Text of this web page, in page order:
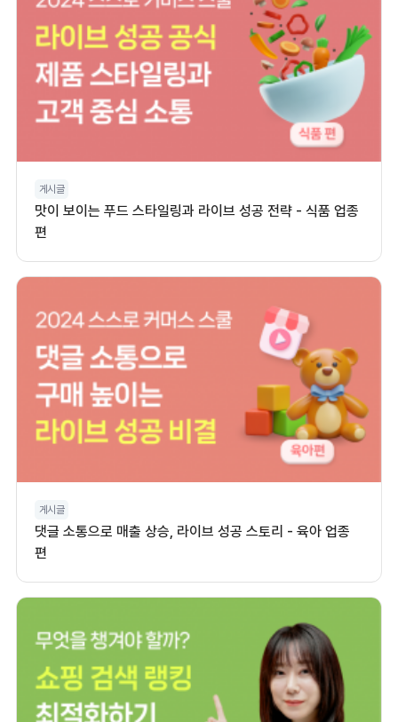
게시글
맛이 보이는 푸드 스타일링과 라이브 성공 전략 - 식품 업종
편
게시글
댓글 소통으로 매출 상승, 라이브 성공 스토리 - 육아 업종
편